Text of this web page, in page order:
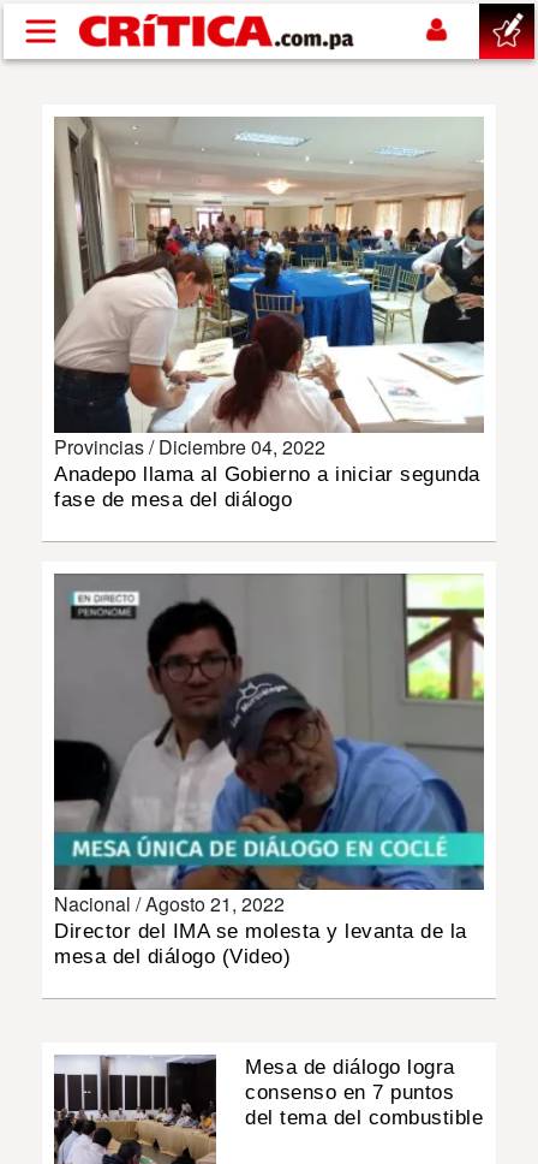
Pasar al contenido principal
SUCESOS
NACIONAL
POLÍTICA
DEPORTES
Provincias /Diciembre 04, 2022
Anadepo llama al Gobierno a iniciar segunda
fase de mesa del diálogo
Nacional /Agosto 21, 2022
Director del IMA se molesta y levanta de la
mesa del diálogo (Video)
Mesa de diálogo logra
consenso en 7 puntos
del tema del combustible